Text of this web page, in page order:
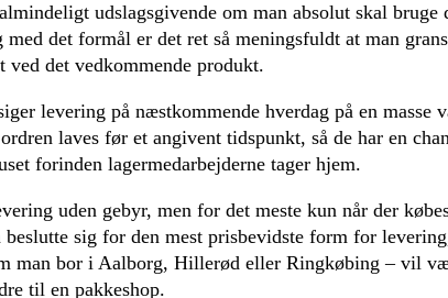
udslagsgivende om man absolut skal bruge
det formål er det ret så meningsfuldt at man
ved det vedkommende produkt.
levering på næstkommende hverdag på en masse
laves før et angivent tidspunkt, så de har en
forinden lagermedarbejderne tager hjem.
uden gebyr, men for det meste kun når der
sig for den mest prisbevidste form for
man bor i Aalborg, Hillerød eller Ringkøbing – vil
til en pakkeshop.